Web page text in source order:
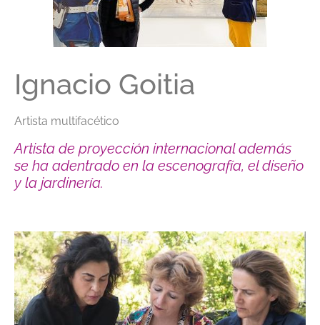
Ignacio Goitia
Artista multifacético
Artista de proyección internacional además
se ha adentrado en la escenografía, el diseño
y la jardinería.